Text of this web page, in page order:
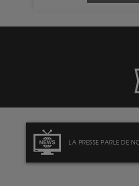
LA PRESSE PARLE DE